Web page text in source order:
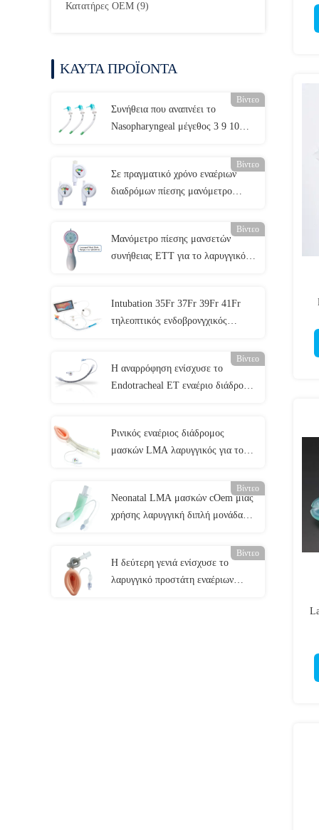
Κατατήρες OEM (9)
ΚΑΥΤΑ ΠΡΟΪΟΝΤΑ
Βίντεο
Συνήθεια που αναπνέει το
Nasopharyngeal μέγεθος 3 9 10
Βίντεο
Σε πραγματικό χρόνο εναέριων
διαδρόμων πίεσης μανόμετρο
Βίντεο
Μανόμετρο πίεσης μανσετών
συνήθειας ETT για το λαρυγγικό
Intubation 35Fr 37Fr 39Fr 41Fr
τηλεοπτικός ενδοβρονγχικός
Βίντεο
Η αναρρόφηση ενίσχυσε το
Endotracheal ET εναέριο διάδρομο
Ρινικός εναέριος διάδρομος
μασκών LMA λαρυγγικός για το
Βίντεο
Neonatal LMA μασκών cOem μίας
χρήσης λαρυγγική διπλή μονάδα
Βίντεο
Η δεύτερη γενιά ενίσχυσε το
λαρυγγικό προστάτη εναέριων